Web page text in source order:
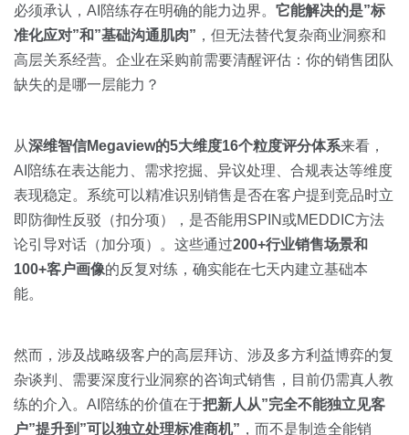
必须承认，AI陪练存在明确的能力边界。 它能解决的是”标
准化应对”和”基础沟通肌肉” ，但无法替代复杂商业洞察和
高层关系经营。企业在采购前需要清醒评估：你的销售团队
缺失的是哪一层能力？
从深维智信Megaview的5大维度16个粒度评分体系来看，
AI陪练在表达能力、需求挖掘、异议处理、合规表达等维度
表现稳定。系统可以精准识别销售是否在客户提到竞品时立
即防御性反驳（扣分项），是否能用SPIN或MEDDIC方法
论引导对话（加分项）。这些通过200+行业销售场景和
100+客户画像的反复对练，确实能在七天内建立基础本
能。
然而，涉及战略级客户的高层拜访、涉及多方利益博弈的复
杂谈判、需要深度行业洞察的咨询式销售，目前仍需真人教
练的介入。AI陪练的价值在于把新人从”完全不能独立见客
户”提升到”可以独立处理标准商机” ，而不是制造全能销